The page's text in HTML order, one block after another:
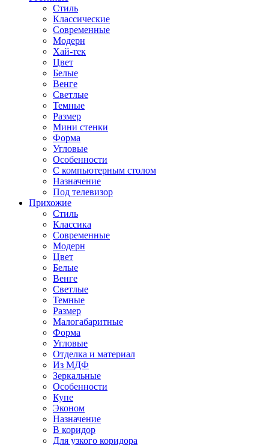
Стиль
Классические
Современные
Модерн
Хай-тек
Цвет
Белые
Венге
Светлые
Темные
Размер
Мини стенки
Форма
Угловые
Особенности
С компьютерным столом
Назначение
Под телевизор
Прихожие
Стиль
Классика
Современные
Модерн
Цвет
Белые
Венге
Светлые
Темные
Размер
Малогабаритные
Форма
Угловые
Отделка и материал
Из МДФ
Зеркальные
Особенности
Купе
Эконом
Назначение
В коридор
Для узкого коридора